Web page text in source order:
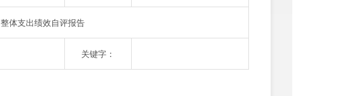
体支出绩效自评报告
关键字：